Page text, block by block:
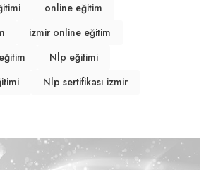
online eğitim
izmir online eğitim
Nlp eğitimi
Nlp sertifikası izmir